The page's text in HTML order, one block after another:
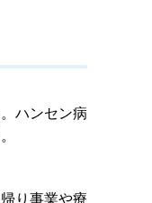
ハンセン病
り事業や療